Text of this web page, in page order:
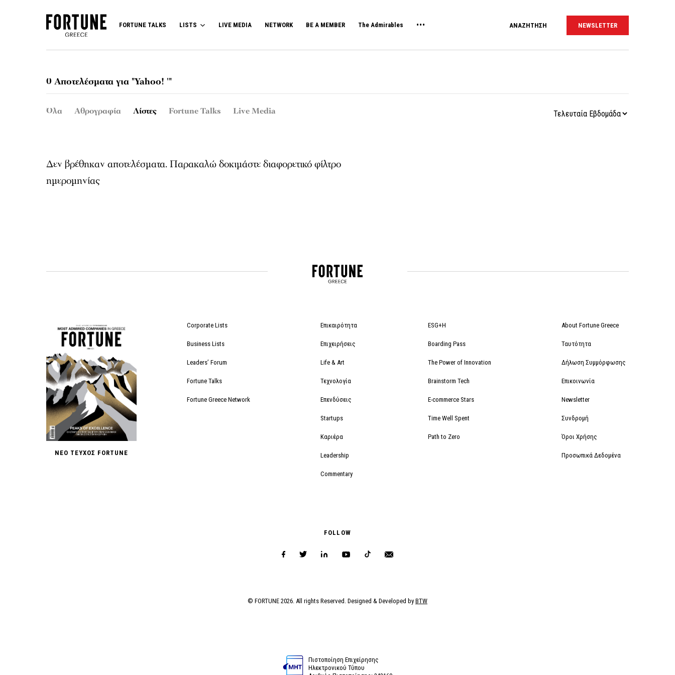
FORTUNE TALKS LISTS LIVE MEDIA NETWORK BE A MEMBER The Admirables ΑΝΑΖΗΤΗΣΗ NEWSLETTER
0 Αποτελέσματα για "Yahoo! '"
Όλα Αθρογραφία Λίστες Fortune Talks Live Media
Δεν βρέθηκαν αποτελέσματα. Παρακαλώ δοκιμάστε διαφορετικό φίλτρο
ημερομηνίας
ΝΕΟ ΤΕΥΧΟΣ FORTUNE
Corporate Lists
Business Lists
Leaders’ Forum
Fortune Talks
Fortune Greece Network
Επικαιρότητα
Επιχειρήσεις
Life & Art
Τεχνολογία
Επενδύσεις
Startups
Καριέρα
Leadership
Commentary
ESG+H
Boarding Pass
The Power of Innovation
Brainstorm Tech
E-commerce Stars
Time Well Spent
Path to Zero
About Fortune Greece
Ταυτότητα
Δήλωση Συμμόρφωσης
Επικοινωνία
Newsletter
Συνδρομή
Όροι Χρήσης
Προσωπικά Δεδομένα
FOLLOW
© FORTUNE 2026. All rights Reserved. Designed & Developed by BTW
Πιστοποίηση Επιχείρησης
Ηλεκτρονικού Τύπου